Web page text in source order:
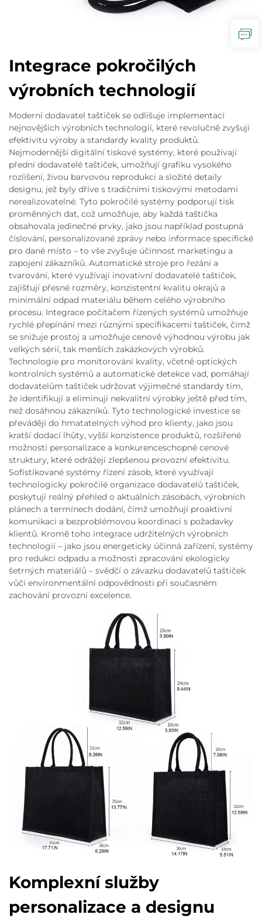
Integrace pokročilých
výrobních technologií
Moderní dodavatel taštiček se odlišuje implementací
nejnovějších výrobních technologií, které revolučně zvyšují
efektivitu výroby a standardy kvality produktů.
Nejmodernější digitální tiskové systémy, které používají
přední dodavatelé taštiček, umožňují grafiku vysokého
rozlišení, živou barvovou reprodukci a složité detaily
designu, jež byly dříve s tradičními tiskovými metodami
nerealizovatelné. Tyto pokročilé systémy podporují tisk
proměnných dat, což umožňuje, aby každá taštička
obsahovala jedinečné prvky, jako jsou například postupná
číslování, personalizované zprávy nebo informace specifické
pro dané místo – to vše zvyšuje účinnost marketingu a
zapojení zákazníků. Automatické stroje pro řezání a
tvarování, které využívají inovativní dodavatelé taštiček,
zajišťují přesné rozměry, konzistentní kvalitu okrajů a
minimální odpad materiálu během celého výrobního
procesu. Integrace počítačem řízených systémů umožňuje
rychlé přepínání mezi různými specifikacemi taštiček, čímž
se snižuje prostoj a umožňuje cenově výhodnou výrobu jak
velkých sérií, tak menších zakázkových výrobků.
Technologie pro monitorování kvality, včetně optických
kontrolních systémů a automatické detekce vad, pomáhají
dodavatelům taštiček udržovat výjimečné standardy tím,
že identifikují a eliminují nekvalitní výrobky ještě před tím,
než dosáhnou zákazníků. Tyto technologické investice se
převádějí do hmatatelných výhod pro klienty, jako jsou
kratší dodací lhůty, vyšší konzistence produktů, rozšířené
možnosti personalizace a konkurenceschopné cenové
struktury, které odrážejí zlepšenou provozní efektivitu.
Sofistikované systémy řízení zásob, které využívají
technologicky pokročilé organizace dodavatelů taštiček,
poskytují reálný přehled o aktuálních zásobách, výrobních
plánech a termínech dodání, čímž umožňují proaktivní
komunikaci a bezproblémovou koordinaci s požadavky
klientů. Kromě toho integrace udržitelných výrobních
technologií – jako jsou energeticky účinná zařízení, systémy
pro redukci odpadu a možnosti zpracování ekologicky
šetrných materiálů – svědčí o závazku dodavatelů taštiček
vůči environmentální odpovědnosti při současném
zachování provozní excelence.
Komplexní služby
personalizace a designu